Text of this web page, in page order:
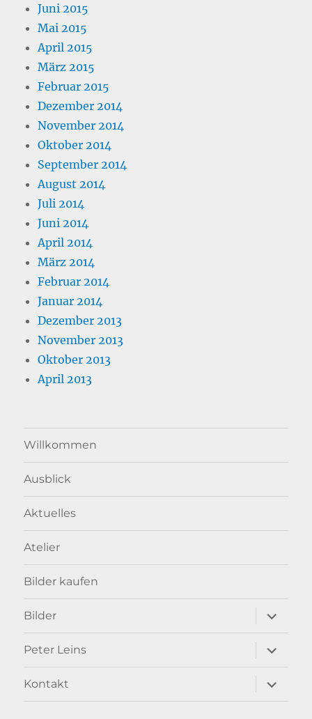
Juni 2015
Mai 2015
April 2015
März 2015
Februar 2015
Dezember 2014
November 2014
Oktober 2014
September 2014
August 2014
Juli 2014
Juni 2014
April 2014
März 2014
Februar 2014
Januar 2014
Dezember 2013
November 2013
Oktober 2013
April 2013
Willkommen
Ausblick
Aktuelles
Atelier
Bilder kaufen
Bilder
anzeigen
Peter Leins
anzeigen
Kontakt
anzeigen